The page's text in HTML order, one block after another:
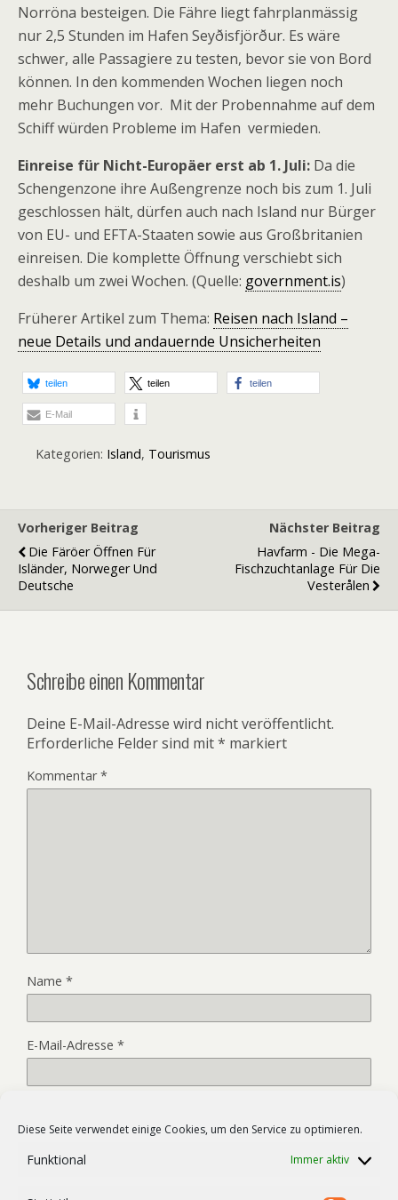
Diese Seite verwendet einige Cookies, um den Service zu optimieren.
Funktional Immer aktiv
Norröna besteigen. Die Fähre liegt fahrplanmässig
nur 2,5 Stunden im Hafen Seyðisfjörður. Es wäre
schwer, alle Passagiere zu testen, bevor sie von Bord
können. In den kommenden Wochen liegen noch
mehr Buchungen vor. Mit der Probennahme auf dem
Schiff würden Probleme im Hafen vermieden.
Einreise für Nicht-Europäer erst ab 1. Juli: Da die
Schengenzone ihre Außengrenze noch bis zum 1. Juli
geschlossen hält, dürfen auch nach Island nur Bürger
von EU- und EFTA-Staaten sowie aus Großbritanien
einreisen. Die komplette Öffnung verschiebt sich
deshalb um zwei Wochen. (Quelle: government.is)
Früherer Artikel zum Thema: Reisen nach Island –
neue Details und andauernde Unsicherheiten
teilen teilen teilen
E-Mail
Kategorien: Island, Tourismus
Vorheriger Beitrag
Die Färöer Öffnen Für
Isländer, Norweger Und
Deutsche
Nächster Beitrag
Havfarm - Die Mega-
Fischzuchtanlage Für Die
Vesterålen
Schreibe einen Kommentar
Deine E-Mail-Adresse wird nicht veröffentlicht.
Erforderliche Felder sind mit* markiert
Kommentar*
Name *
E-Mail-Adresse *